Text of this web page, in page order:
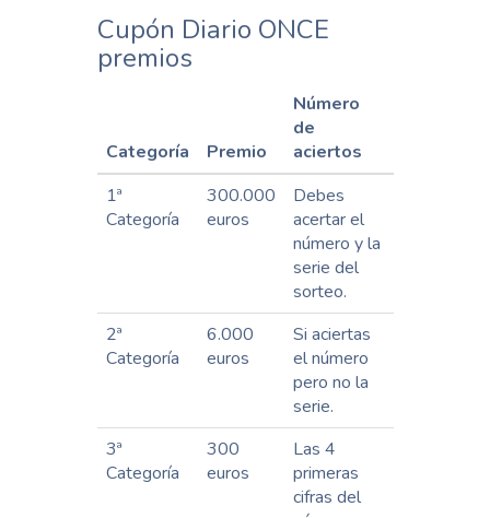
Cupón Diario ONCE
premios
Categoría Premio
Número
de
aciertos
1ª
Categoría
300.000
euros
Debes
acertar el
número y la
serie del
sorteo.
2ª
Categoría
6.000
euros
Si aciertas
el número
pero no la
serie.
3ª
Categoría
300
euros
Las 4
primeras
cifras del